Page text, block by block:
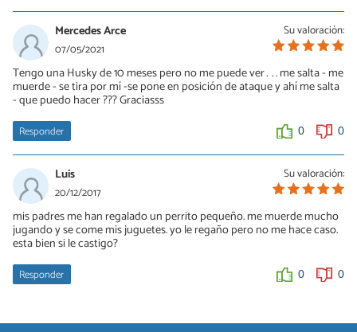
Su valoración:
Mercedes Arce
07/05/2021
Tengo una Husky de 10 meses pero no me puede ver……. me salta - me
muerde - se tira por mí -se pone en posición de ataque y ahí me salta
- que puedo hacer ??? Graciasss
Responder 0 0
Su valoración:
Luis
20/12/2017
mis padres me han regalado un perrito pequeño. me muerde mucho
jugando y se come mis juguetes. yo le regaño pero no me hace caso.
esta bien si le castigo?
Responder 0 0